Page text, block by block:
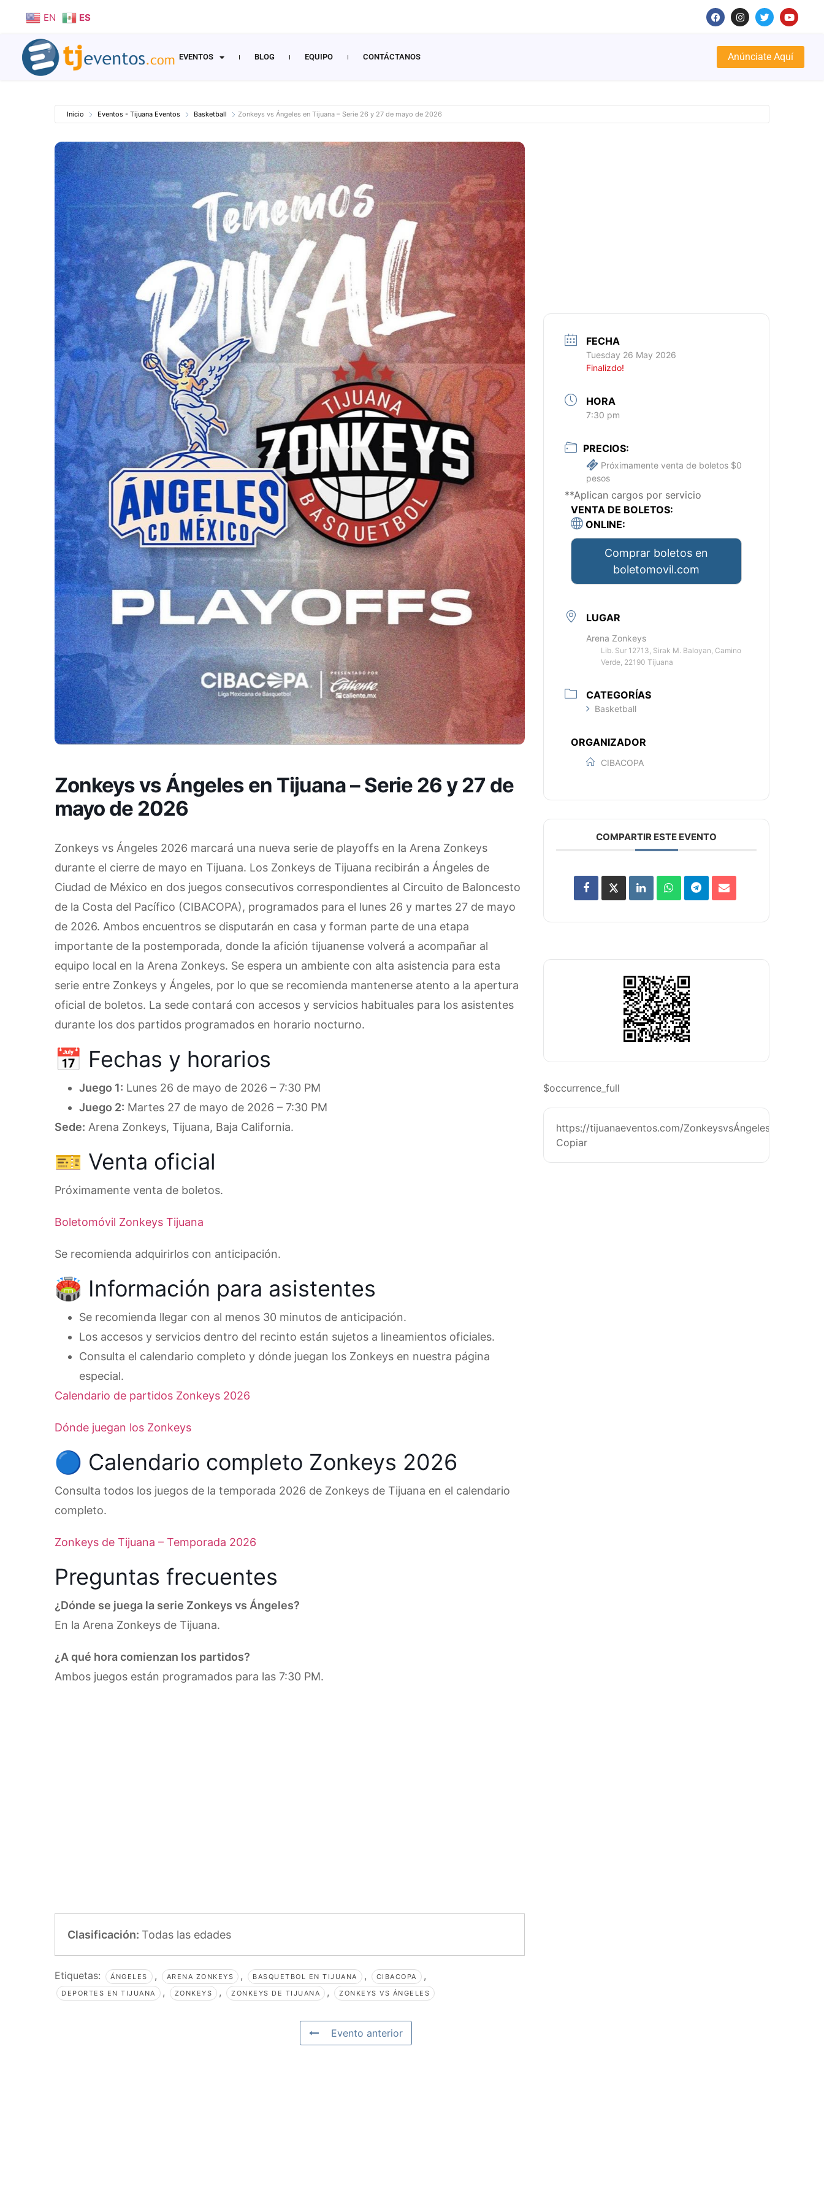
EN ES
EVENTOS BLOG EQUIPO CONTÁCTANOS Anúnciate Aquí
Inicio Eventos - Tijuana Eventos Basketball Zonkeys vs Ángeles en Tijuana – Serie 26 y 27 de mayo de 2026
Zonkeys vs Ángeles en Tijuana – Serie 26 y 27 de
mayo de 2026
Zonkeys vs Ángeles 2026 marcará una nueva serie de playoffs en la Arena Zonkeys
durante el cierre de mayo en Tijuana. Los Zonkeys de Tijuana recibirán a Ángeles de
Ciudad de México en dos juegos consecutivos correspondientes al Circuito de Baloncesto
de la Costa del Pacífico (CIBACOPA), programados para el lunes 26 y martes 27 de mayo
de 2026. Ambos encuentros se disputarán en casa y forman parte de una etapa
importante de la postemporada, donde la afición tijuanense volverá a acompañar al
equipo local en la Arena Zonkeys. Se espera un ambiente con alta asistencia para esta
serie entre Zonkeys y Ángeles, por lo que se recomienda mantenerse atento a la apertura
oficial de boletos. La sede contará con accesos y servicios habituales para los asistentes
durante los dos partidos programados en horario nocturno.
📅 Fechas y horarios
Juego 1: Lunes 26 de mayo de 2026 – 7:30 PM
Juego 2: Martes 27 de mayo de 2026 – 7:30 PM
Sede: Arena Zonkeys, Tijuana, Baja California.
🎫 Venta oficial
Próximamente venta de boletos.
Boletomóvil Zonkeys Tijuana
Se recomienda adquirirlos con anticipación.
🏟 Información para asistentes
Se recomienda llegar con al menos 30 minutos de anticipación.
Los accesos y servicios dentro del recinto están sujetos a lineamientos oficiales.
Consulta el calendario completo y dónde juegan los Zonkeys en nuestra página
especial.
Calendario de partidos Zonkeys 2026
Dónde juegan los Zonkeys
🔵 Calendario completo Zonkeys 2026
Consulta todos los juegos de la temporada 2026 de Zonkeys de Tijuana en el calendario
completo.
Zonkeys de Tijuana – Temporada 2026
Preguntas frecuentes
¿Dónde se juega la serie Zonkeys vs Ángeles?
En la Arena Zonkeys de Tijuana.
¿A qué hora comienzan los partidos?
Ambos juegos están programados para las 7:30 PM.
Clasificación: Todas las edades
Etiquetas: ÁNGELES , ARENA ZONKEYS , BASQUETBOL EN TIJUANA , CIBACOPA ,
DEPORTES EN TIJUANA , ZONKEYS , ZONKEYS DE TIJUANA , ZONKEYS VS ÁNGELES
FECHA
Tuesday 26 May 2026
Finalizdo!
HORA
7:30 pm
PRECIOS:
Próximamente venta de boletos $0
pesos
**Aplican cargos por servicio
VENTA DE BOLETOS:
ONLINE:
Comprar boletos en
boletomovil.com
LUGAR
Arena Zonkeys
Lib. Sur 12713, Sirak M. Baloyan, Camino
Verde, 22190 Tijuana
CATEGORÍAS
Basketball
ORGANIZADOR
CIBACOPA
COMPARTIR ESTE EVENTO
$occurrence_full
https://tijuanaeventos.com/ZonkeysvsÁngelesTj26
Copiar
Evento anterior